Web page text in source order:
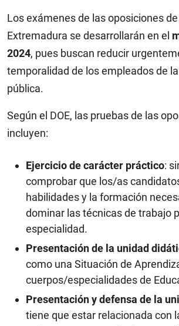
Los exámenes de las oposiciones
Extremadura se desarrollarán en el
2024, pues buscan reducir
temporalidad de los empleados de
pública.
Según el DOE, las pruebas de las
incluyen:
Ejercicio de carácter práctico:
comprobar que los/as
habilidades y la formación
dominar las técnicas de trabajo
especialidad.
Presentación de la unidad
como una Situación de
cuerpos/especialidades de
Presentación y defensa de la
tiene que estar relacionada con